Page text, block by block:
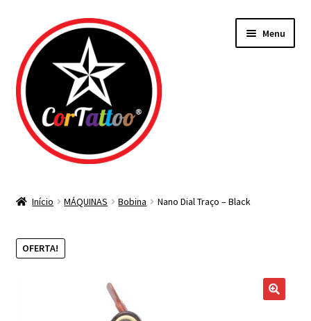
para
navegação
para
o
conteúdo
Menu
Bicos Descartáveis
Início MÁQUINAS Bobina Nano Dial Traço – Black
OFERTA!